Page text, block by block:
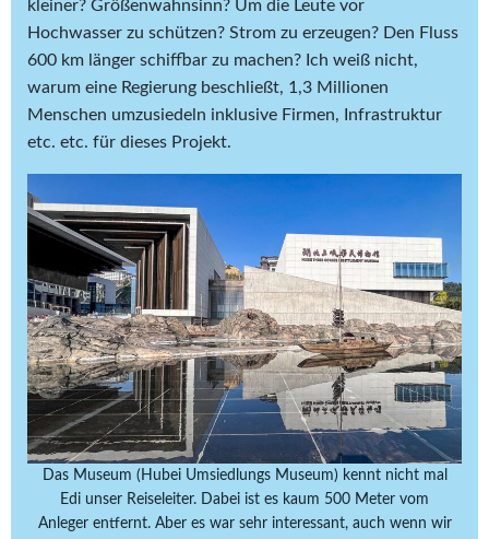
kleiner? Größenwahnsinn? Um die Leute vor
Hochwasser zu schützen? Strom zu erzeugen? Den Fluss
600 km länger schiffbar zu machen? Ich weiß nicht,
warum eine Regierung beschließt, 1,3 Millionen
Menschen umzusiedeln inklusive Firmen, Infrastruktur
etc. etc. für dieses Projekt.
Das Museum (Hubei Umsiedlungs Museum) kennt nicht mal
Edi unser Reiseleiter. Dabei ist es kaum 500 Meter vom
Anleger entfernt. Aber es war sehr interessant, auch wenn wir